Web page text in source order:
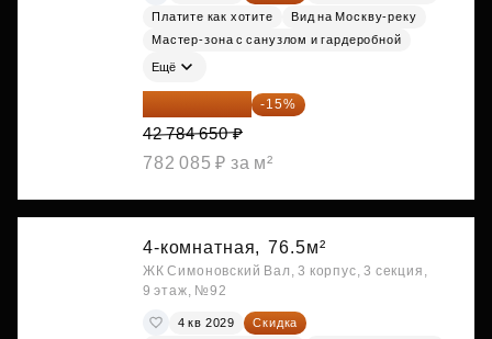
Платите как хотите
Вид на Москву-реку
Мастер-зона с санузлом и гардеробной
Ещё
36 366 953 ₽ -15%
42 784 650 ₽
782 085 ₽ за м²
4-комнатная, 76.5м²
ЖК Симоновский Вал, 3 корпус, 3 секция,
9 этаж, №92
4 кв 2029
Скидка